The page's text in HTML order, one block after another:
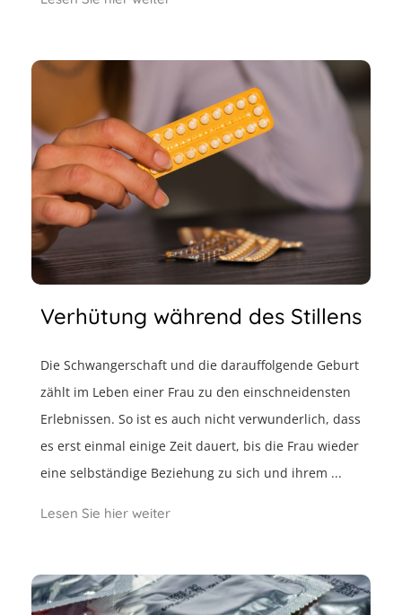
Verhütung während des Stillens
Die Schwangerschaft und die darauffolgende Geburt
zählt im Leben einer Frau zu den einschneidensten
Erlebnissen. So ist es auch nicht verwunderlich, dass
es erst einmal einige Zeit dauert, bis die Frau wieder
eine selbständige Beziehung zu sich und ihrem ...
Lesen Sie hier weiter